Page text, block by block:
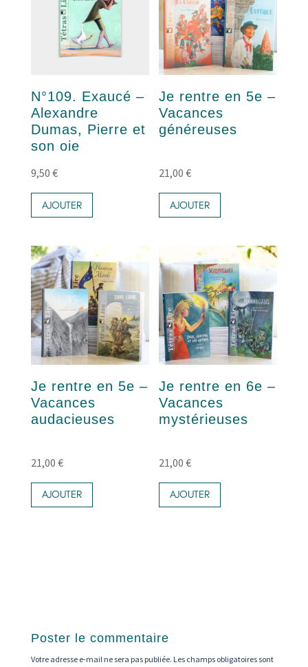
N°109. Exaucé –
Alexandre
Dumas, Pierre et
son oie
9,50 €
AJOUTER
Je rentre en 5e –
Vacances
généreuses
21,00€
AJOUTER
Je rentre en 5e –
Vacances
audacieuses
21,00 €
AJOUTER
Je rentre en 6e –
Vacances
mystérieuses
21,00€
AJOUTER
Poster le commentaire
Votre adresse e-mail ne sera pas publiée. Les champs obligatoires sont